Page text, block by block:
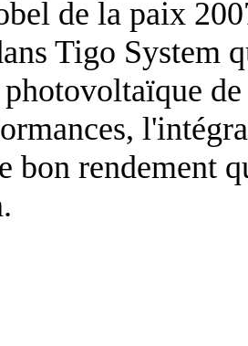
de la paix
Tigo System
photovoltaïque
bon rendement